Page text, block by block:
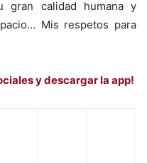
gran calidad humana y
Mis respetos para
y descargar la app!